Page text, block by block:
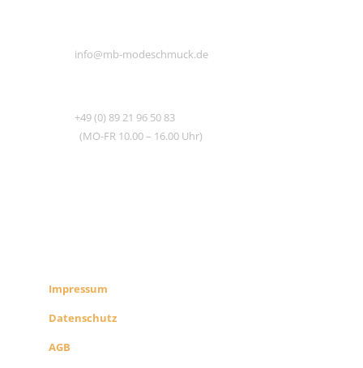
info@mb-modeschmuck.de
+49 (0) 89 21 96 50 83
(MO-FR 10.00 – 16.00 Uhr)
Impressum
Datenschutz
AGB